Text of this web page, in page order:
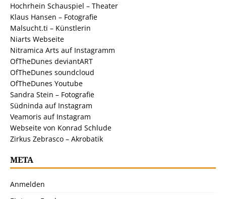
Hochrhein Schauspiel – Theater
Klaus Hansen – Fotografie
Malsucht.ti – Künstlerin
Niarts Webseite
Nitramica Arts auf Instagramm
OfTheDunes deviantART
OfTheDunes soundcloud
OfTheDunes Youtube
Sandra Stein – Fotografie
Südninda auf Instagram
Veamoris auf Instagram
Webseite von Konrad Schlude
Zirkus Zebrasco – Akrobatik
META
Anmelden